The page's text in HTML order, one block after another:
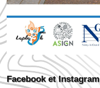
Facebook et Instagram